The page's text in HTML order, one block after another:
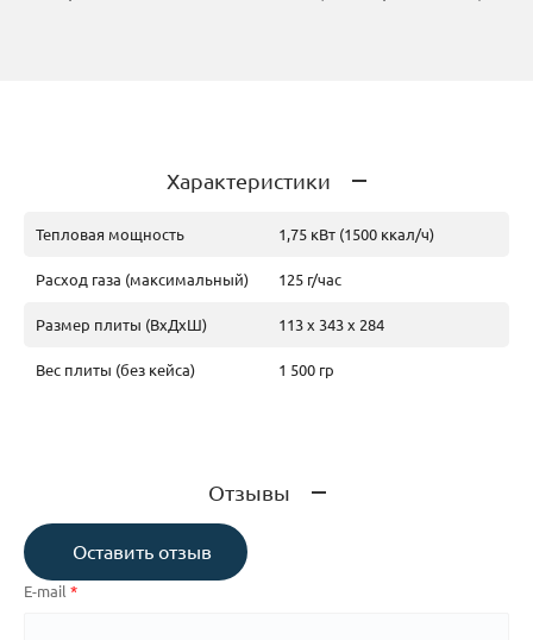
Характеристики
Тепловая мощность 1,75 кВт (1500 ккал/ч)
Расход газа (максимальный) 125 г/час
Размер плиты (ВхДхШ) 113 х 343 х 284
Вес плиты (без кейса) 1 500 гр
Отзывы
Оставить отзыв
E-mail